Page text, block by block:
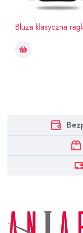
Bluza klasyczna